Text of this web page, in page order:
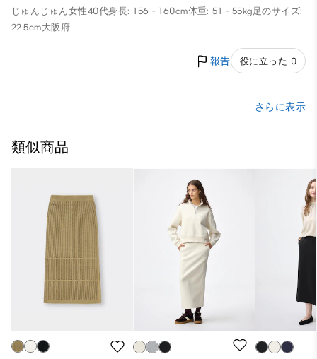
じゅんじゅん女性40代身長: 156 - 160cm体重: 51 - 55kg足のサイズ:
22.5cm大阪府
報告 役に立った 0
さらに表示
類似商品